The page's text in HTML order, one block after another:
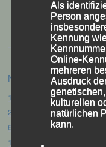
Neueste Beiträge
15. Pörndorfer
20. Goldener Steig-Lauf –
61. Bergsportfest –
12. Loser Berglauf –
Als
Person
Kennung
Online-
mehreren
Ausdruck
kulturellen
natürlichen
kann.